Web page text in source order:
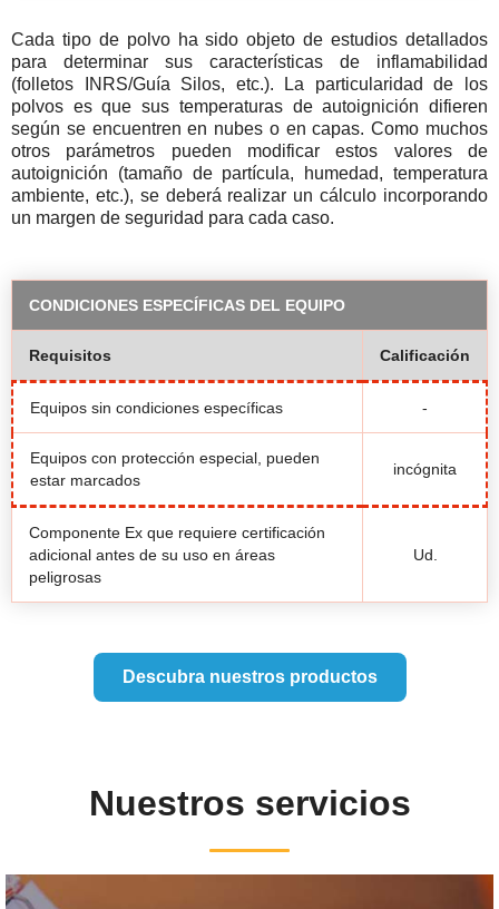
Cada tipo de polvo ha sido objeto de estudios detallados
para determinar sus características de inflamabilidad
(folletos INRS/Guía Silos, etc.). La particularidad de los
polvos es que sus temperaturas de autoignición difieren
según se encuentren en nubes o en capas. Como muchos
otros parámetros pueden modificar estos valores de
autoignición (tamaño de partícula, humedad, temperatura
ambiente, etc.), se deberá realizar un cálculo incorporando
un margen de seguridad para cada caso.
CONDICIONES ESPECÍFICAS DEL EQUIPO
Requisitos Calificación
Equipos sin condiciones específicas -
Equipos con protección especial, pueden
estar marcados
incógnita
Componente Ex que requiere certificación
adicional antes de su uso en áreas
peligrosas
Ud.
Descubra nuestros productos
Nuestros servicios